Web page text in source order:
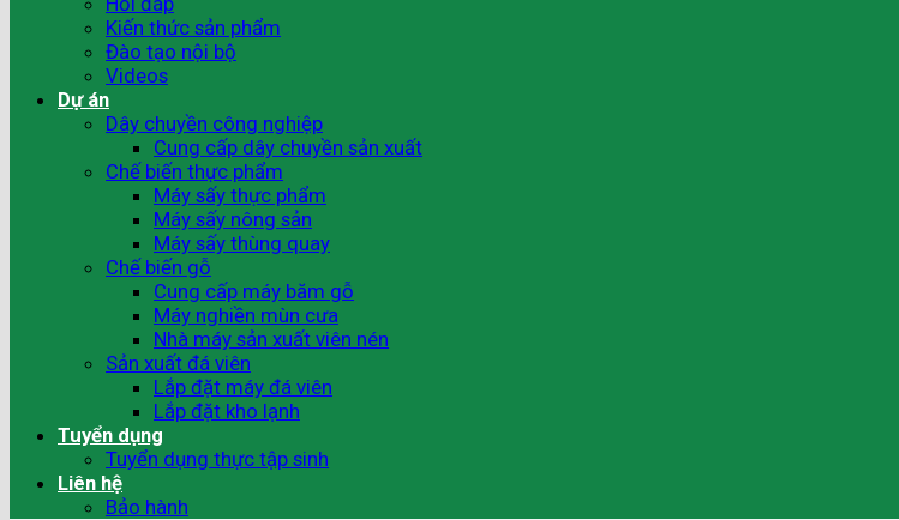
Kiến thức sản phẩm
Đào tạo nội bộ
Videos
Dự án
Dây chuyền công nghiệp
Cung cấp dây chuyền sản xuất
Chế biến thực phẩm
Máy sấy thực phẩm
Máy sấy nông sản
Máy sấy thùng quay
Chế biến gỗ
Cung cấp máy băm gỗ
Máy nghiền mùn cưa
Nhà máy sản xuất viên nén
Sản xuất đá viên
Lắp đặt máy đá viên
Lắp đặt kho lạnh
Tuyển dụng
Tuyển dụng thực tập sinh
Liên hệ
Bảo hành